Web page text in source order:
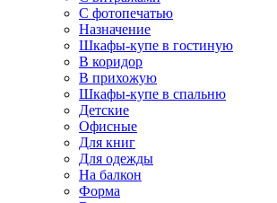
С фотопечатью
Назначение
Шкафы-купе в гостиную
В коридор
В прихожую
Шкафы-купе в спальню
Детские
Офисные
Для книг
Для одежды
На балкон
Форма